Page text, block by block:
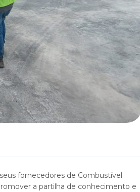
fornecedores de Combustível
a partilha de conhecimento e